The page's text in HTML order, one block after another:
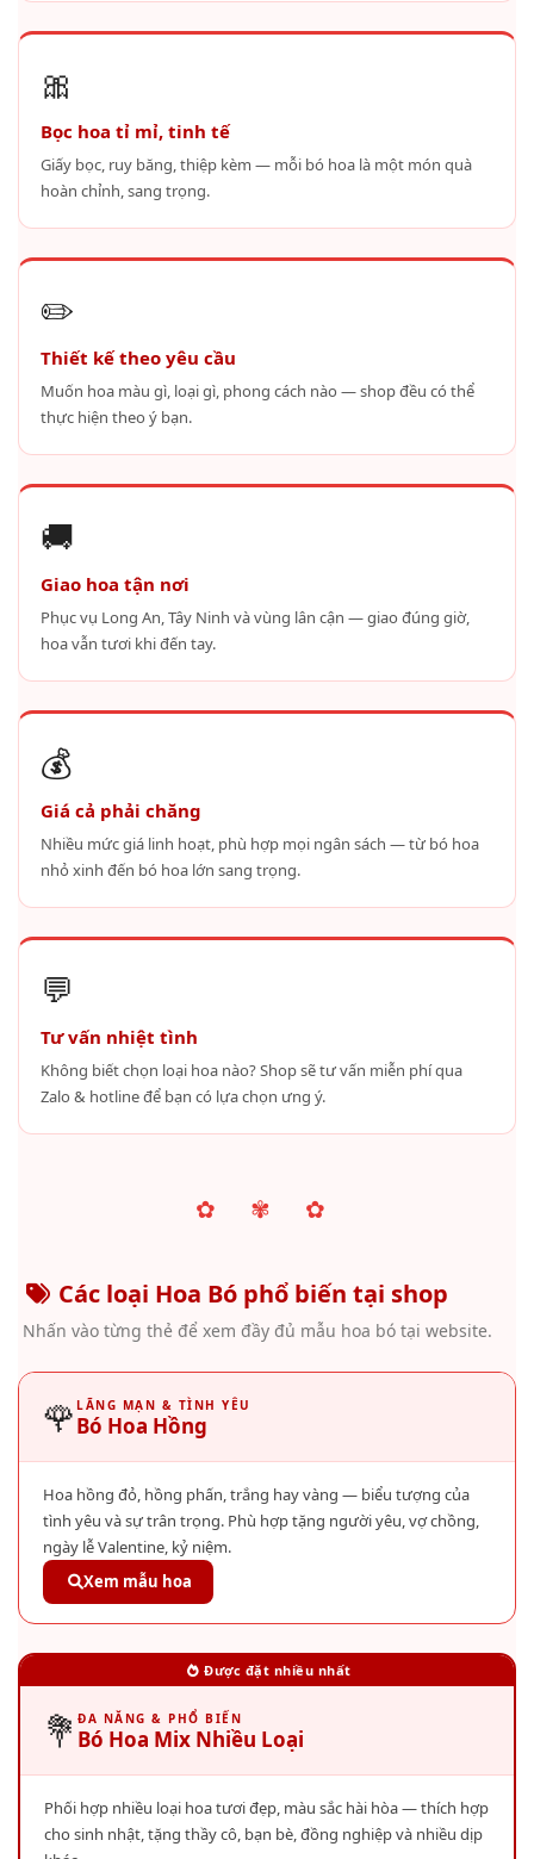
🎀
Bọc hoa tỉ mỉ, tinh tế
Giấy bọc, ruy băng, thiệp kèm — mỗi bó hoa là một món quà
hoàn chỉnh, sang trọng.
✏️
Thiết kế theo yêu cầu
Muốn hoa màu gì, loại gì, phong cách nào — shop đều có thể
thực hiện theo ý bạn.
🚚
Giao hoa tận nơi
Phục vụ Long An, Tây Ninh và vùng lân cận — giao đúng giờ,
hoa vẫn tươi khi đến tay.
💰
Giá cả phải chăng
Nhiều mức giá linh hoạt, phù hợp mọi ngân sách — từ bó hoa
nhỏ xinh đến bó hoa lớn sang trọng.
💬
Tư vấn nhiệt tình
Không biết chọn loại hoa nào? Shop sẽ tư vấn miễn phí qua
Zalo & hotline để bạn có lựa chọn ưng ý.
✿ ✾ ✿
Các loại Hoa Bó phổ biến tại shop
Nhấn vào từng thẻ để xem đầy đủ mẫu hoa bó tại website.
🌹 LÃNG MẠN & TÌNH YÊU
Bó Hoa Hồng
Hoa hồng đỏ, hồng phấn, trắng hay vàng — biểu tượng của
tình yêu và sự trân trọng. Phù hợp tặng người yêu, vợ chồng,
ngày lễ Valentine, kỷ niệm.
Xem mẫu hoa
Được đặt nhiều nhất
💐 ĐA NĂNG & PHỔ BIẾN
Bó Hoa Mix Nhiều Loại
Phối hợp nhiều loại hoa tươi đẹp, màu sắc hài hòa — thích hợp
cho sinh nhật, tặng thầy cô, bạn bè, đồng nghiệp và nhiều dịp